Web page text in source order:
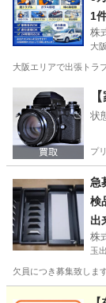
完
程
1
株
大
大阪エリアで出張トラ
大阪市
状
プ
急
検
出
株
玉
欠員につき募集致しま